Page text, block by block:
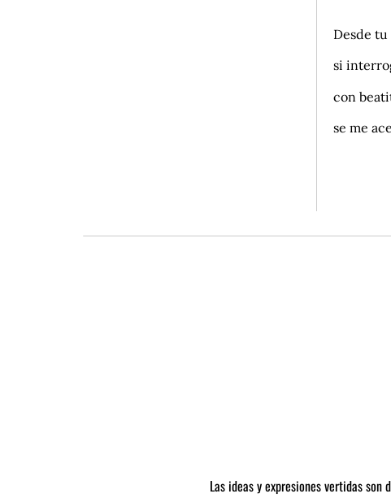
Desde
si
con
se me
Las ideas y expresiones vertidas